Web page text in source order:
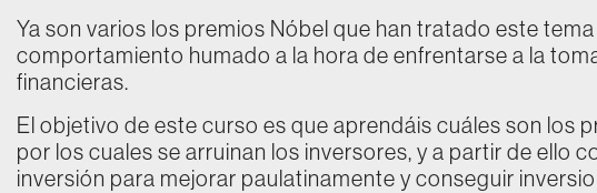
Ya son varios los premios Nóbel que han tratado este tema
comportamiento humado a la hora de enfrentarse a la
financieras.
El objetivo de este curso es que aprendáis cuáles son los
por los cuales se arruinan los inversores, y a partir de ello
inversión para mejorar paulatinamente y conseguir